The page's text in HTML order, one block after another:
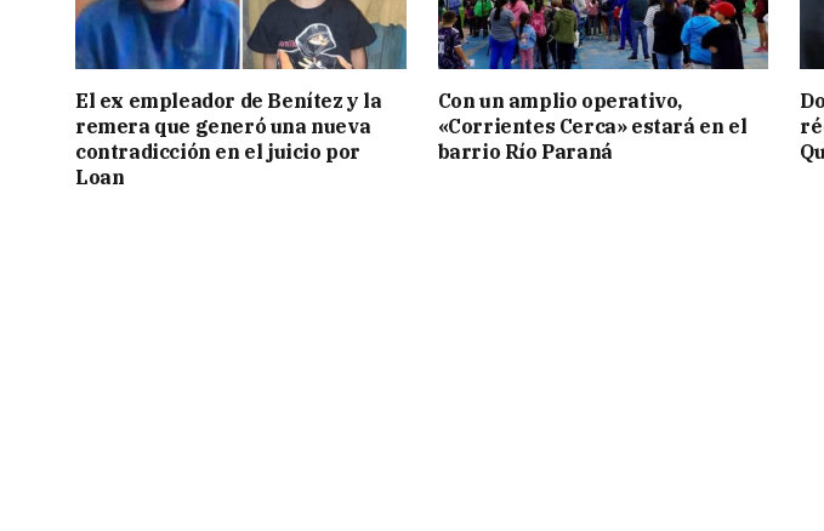
El ex empleador de Benítez y la
remera que generó una nueva
contradicción en el juicio por
Loan
Con un amplio operativo,
«Corrientes Cerca» estará en el
barrio Río Paraná